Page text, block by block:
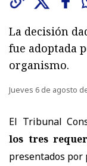
La decisión
fue adoptada
organismo.
Jueves 6 de agosto
El Tribunal
los tres
presentados por